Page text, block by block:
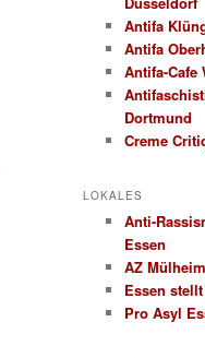
Antifa
Antifa
Antifa-Cafe
Dortmund
Creme
LOKALES
Anti-
Essen
AZ Mülheim
Essen
Pro Asyl